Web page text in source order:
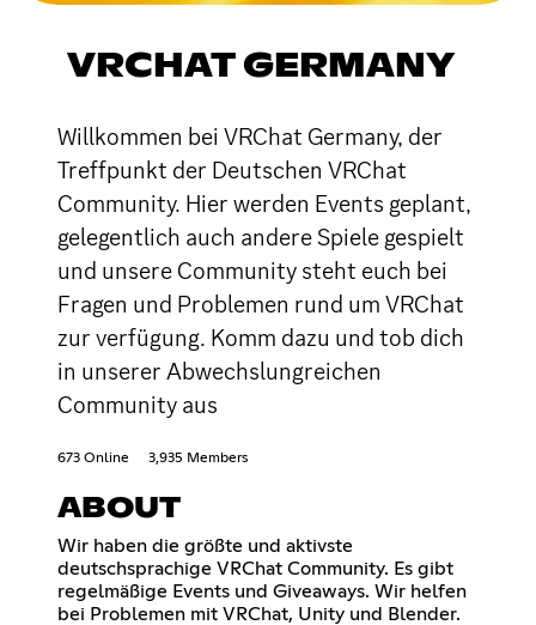
VRCHAT GERMANY
Willkommen bei VRChat Germany, der
Treffpunkt der Deutschen VRChat
Community. Hier werden Events geplant,
gelegentlich auch andere Spiele gespielt
und unsere Community steht euch bei
Fragen und Problemen rund um VRChat
zur verfügung. Komm dazu und tob dich
in unserer Abwechslungreichen
Community aus
673 Online 3,935 Members
ABOUT
Wir haben die größte und aktivste
deutschsprachige VRChat Community. Es gibt
regelmäßige Events und Giveaways. Wir helfen
bei Problemen mit VRChat, Unity und Blender.